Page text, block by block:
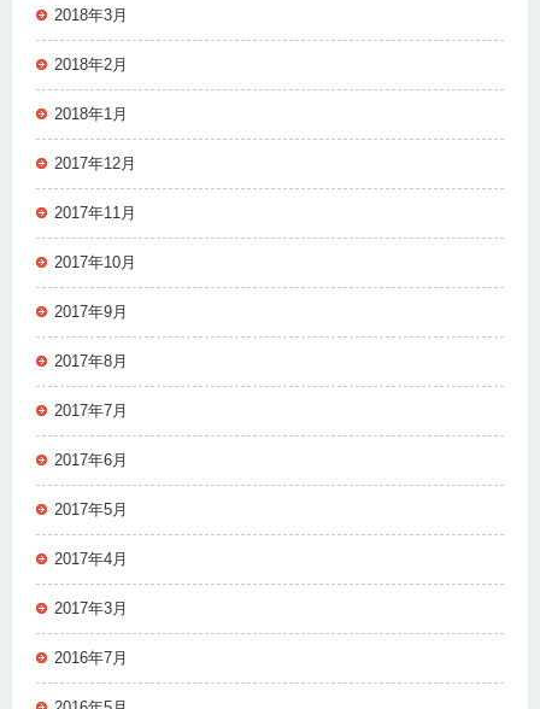
2018年3月
2018年2月
2018年1月
2017年12月
2017年11月
2017年10月
2017年9月
2017年8月
2017年7月
2017年6月
2017年5月
2017年4月
2017年3月
2016年7月